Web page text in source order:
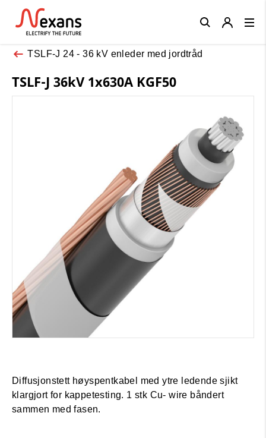
TSLF-J 24 - 36 kV enleder med jordtråd
TSLF-J 36kV 1x630A KGF50
Diffusjonstett høyspentkabel med ytre ledende sjikt
klargjort for kappetesting. 1 stk Cu- wire båndert
sammen med fasen.
Close